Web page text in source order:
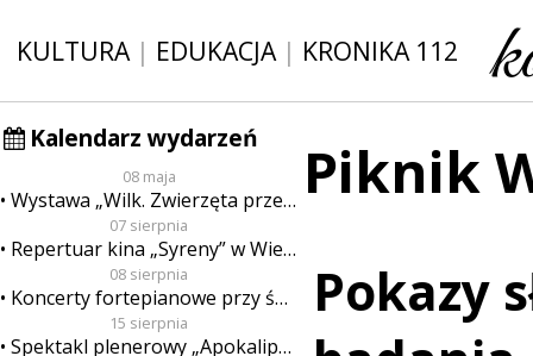
KULTURA| EDUKACJA| KRONIKA 112
Kalendarz wydarzeń
08 maja
Wystawa „Wilk. Zwierzęta przeklęte”
07 sierpnia
Repertuar kina „Syreny” w Wieluniu w dn. od 7 do 13 sierpnia
08 sierpnia
Koncerty fortepianowe przy świecach
15 sierpnia
Spektakl plenerowy „Apokalipsa”
Piknik
Pokazy